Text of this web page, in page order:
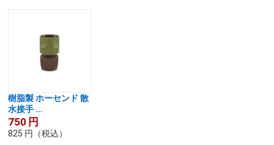
樹脂製 ホーセンド 散
水接手 ...
750 円
825 円 （税込）